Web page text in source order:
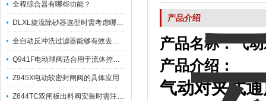
全程综合器有哪些功能？
DLXL旋流除砂器选型时需考虑哪些因素？
全自动反冲洗过滤器能够有效去除不同粒径的固体杂
Q941F电动球阀适合用于流体控制需要迅速反应的场合
Z945X电动软密封闸阀的具体应用
Z644TC双闸板出料阀安装时需注意哪些事项？
产品介绍
产品名称：气
产品介绍：
气动对夹式